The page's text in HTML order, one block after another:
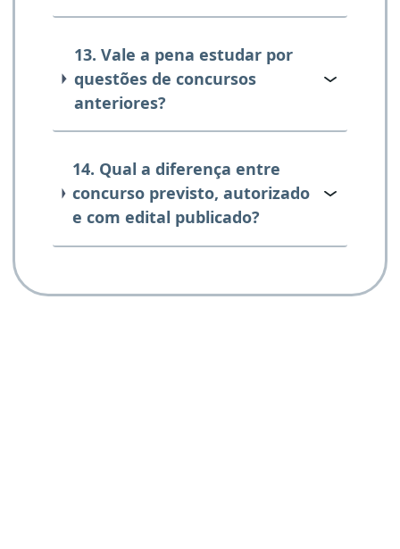
13. Vale a pena estudar por
questões de concursos
anteriores?
14. Qual a diferença entre
concurso previsto, autorizado
e com edital publicado?